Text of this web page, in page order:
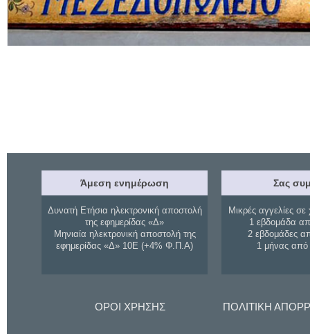
Άμεση ενημέρωση
Δυνατή Ετήσια ηλεκτρονική αποστολή
της εφημερίδας «Δ»
Μηνιαία ηλεκτρονική αποστολή της
εφημερίδας «Δ» 10Ε (+4% Φ.Π.Α)
Σας
Μικρές αγγελίες σε
1 εβδομάδα
2 εβδομάδες
1 μήνας
ΟΡΟΙ ΧΡΗΣΗΣ ΠΟΛΙΤΙΚΗ